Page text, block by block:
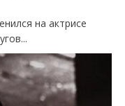
на актрисе